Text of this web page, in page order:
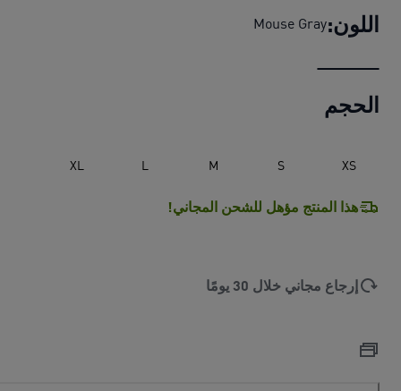
اللون:Mouse Gray
الحجم
XS
S
M
L
XL
هذا المنتج مؤهل للشحن المجاني!
إرجاع مجاني خلال 30 يومًا